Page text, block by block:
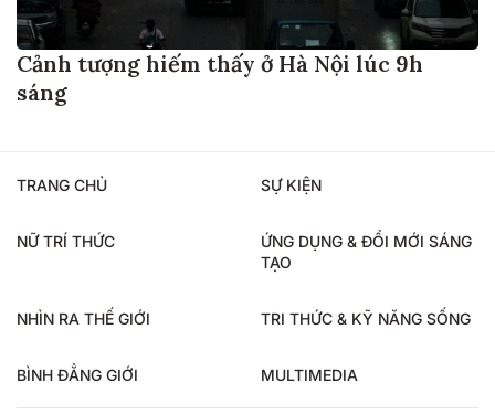
Cảnh tượng hiếm thấy ở Hà Nội lúc 9h
sáng
TRANG CHỦ SỰ KIỆN
NỮ TRÍ THỨC
ỨNG DỤNG & ĐỔI MỚI SÁNG
TẠO
NHÌN RA THẾ GIỚI TRI THỨC & KỸ NĂNG SỐNG
BÌNH ĐẲNG GIỚI MULTIMEDIA